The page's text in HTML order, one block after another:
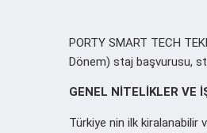
PORTY SMART TECH
Dönem) staj başvurusu,
GENEL NİTELİKLER VE
Türkiye nin ilk kiralanabilir